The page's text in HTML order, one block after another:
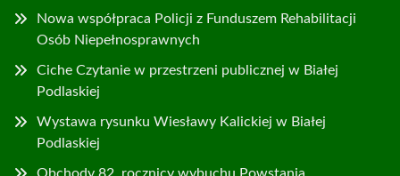
Nowa współpraca Policji z Funduszem Rehabilitacji
Osób Niepełnosprawnych
Ciche Czytanie w przestrzeni publicznej w Białej
Podlaskiej
Wystawa rysunku Wiesławy Kalickiej w Białej
Podlaskiej